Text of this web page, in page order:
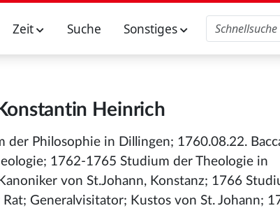
Zeit Suche Sonstiges
Heinrich
Philosophie in Dillingen; 1760.08.22.
1762-1765 Studium der Theologie in
von St.Johann, Konstanz; 1766
Generalvisitator; Kustos von St. Johann;